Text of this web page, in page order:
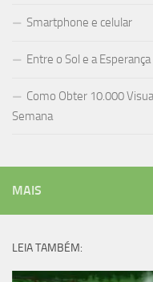
Smartphone e celular
Entre o Sol e a Esperança
Como Obter 10.000
Semana
MAIS
LEIA TAMBÉM: